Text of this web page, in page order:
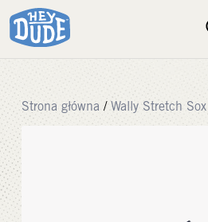
Strona główna / Wally Stretch Sox